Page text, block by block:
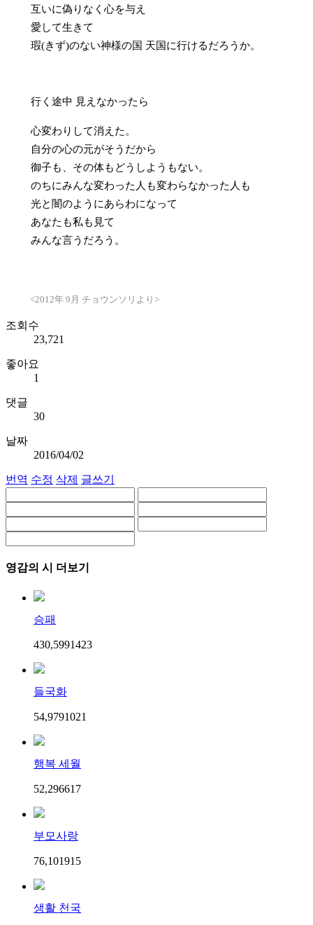
互いに偽りなく心を与え
愛して生きて
瑕(きず)のない神様の国 天国に行けるだろうか。
行く途中 見えなかったら
心変わりして消えた。
自分の心の元がそうだから
御子も、その体もどうしようもない。
のちにみんな変わった人も変わらなかった人も
光と闇のようにあらわになって
あなたも私も見て
みんな言うだろう。
<2012年 9月 チョウンソリより>
조회수
23,721
좋아요
1
댓글
30
날짜
2016/04/02
번역 수정 삭제 글쓰기
영감의 시 더보기
승패
430,5991423
들국화
54,9791021
행복 세월
52,296617
부모사랑
76,101915
생활 천국